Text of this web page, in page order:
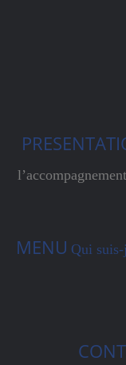
MENU Qui suis-